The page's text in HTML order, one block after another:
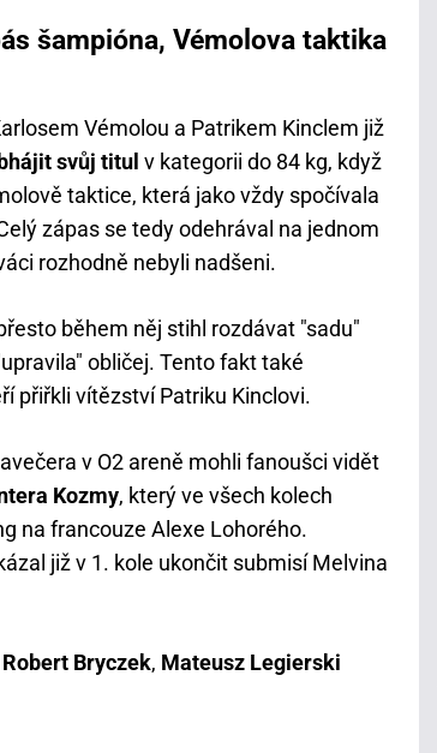
šampióna, Vémolova taktika
Vémolou a Patrikem Kinclem již
svůj titul v kategorii do 84 kg, když
taktice, která jako vždy spočívala
zápas se tedy odehrával na jednom
rozhodně nebyli nadšeni.
během něj stihl rozdávat "sadu"
obličej. Tento fakt také
přiřkli vítězství Patriku Kinclovi.
v O2 areně mohli fanoušci vidět
Kozmy, který ve všech kolech
na francouze Alexe Lohorého.
již v 1. kole ukončit submisí Melvina
Robert Bryczek, Mateusz Legierski